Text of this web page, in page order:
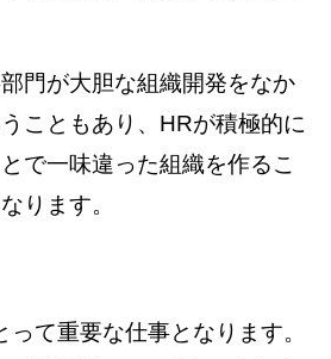
門が大胆な組織開発をなか
こともあり、HRが積極的に
で一味違った組織を作るこ
ります。
て重要な仕事となります。